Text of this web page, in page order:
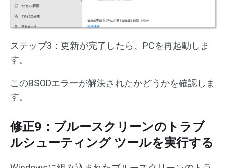
ステップ3：更新が完了したら、PCを再起動しま
す。
このBSODエラーが解決されたかどうかを確認しま
す。
修正9：ブルースクリーンのトラブ
ルシューティング ツールを実行する